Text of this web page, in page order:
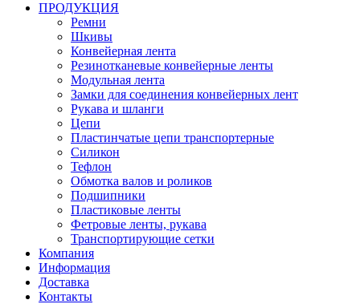
ПРОДУКЦИЯ
Ремни
Шкивы
Конвейерная лента
Резинотканевые конвейерные ленты
Модульная лента
Замки для соединения конвейерных лент
Рукава и шланги
Цепи
Пластинчатые цепи транспортерные
Силикон
Тефлон
Обмотка валов и роликов
Подшипники
Пластиковые ленты
Фетровые ленты, рукава
Транспортирующие сетки
Компания
Информация
Доставка
Контакты